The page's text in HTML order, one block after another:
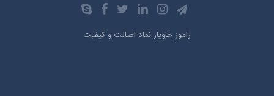
راموز خاویار نماد اصالت و کیفیت